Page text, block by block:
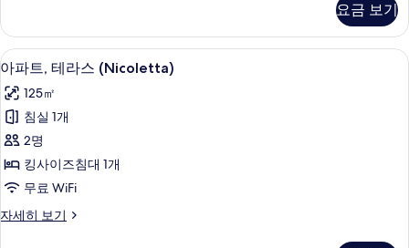
라
스
사
진
모
두
보
기
셜
스
위
트,
테
라
스
자
세
히
보
기
요금 보기
아
파
트,
테
라
스
(Nicoletta)
사
아파트, 테라스 (Nicoletta) | 거실 공간
5
아파트, 테라스 (Nicoletta)
125㎡
침실 1개
2명
킹사이즈침대 1개
무료 WiFi
자세히 보기
아